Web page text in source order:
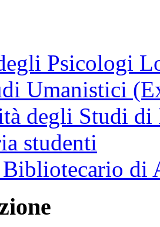
Psicologi
Umanistici
degli Studi di
studenti
Bibliotecario di